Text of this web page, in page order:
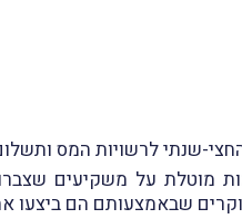
שנתי לרשויות המס
מוטלת על משקיעים שצברו